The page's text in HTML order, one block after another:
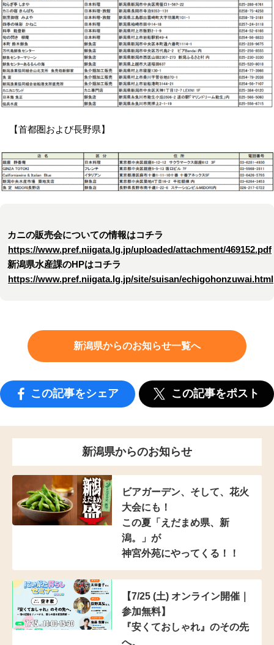
【首都圏および長野県】
カニの販売会についての情報はコチラ
https://www.pref.niigata.lg.jp/uploaded/attachment/469152.pdf
新潟県水産課のHPはコチラ
https://www.pref.niigata.lg.jp/site/suisan/echigohonzuwai.html
新潟県からのお知らせ一覧へ
この記事をシェア この記事をポスト
新潟県からのお知らせ
ビアガーデン、そして、花火
大会にも！
この夏「えだまめ県、新
潟。」が
神宮外苑にやってくる！！
【7/25 (土) オンライン開催｜
参加無料】
『安くておしゃれ』のその先
へ。